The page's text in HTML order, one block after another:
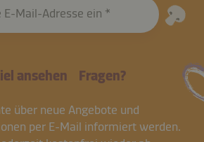
E-Mail-Adresse ein
ansehen Fragen?
über neue Angebote und
per E-Mail informiert werden.